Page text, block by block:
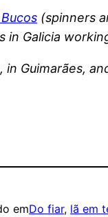
(spinners
in Galicia
in Guimarães,
emDo fiar, lã em